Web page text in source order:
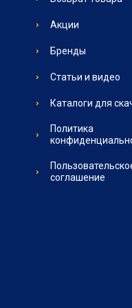
Акции
Бренды
Статьи и видео
Каталоги для
Политика
соглашение